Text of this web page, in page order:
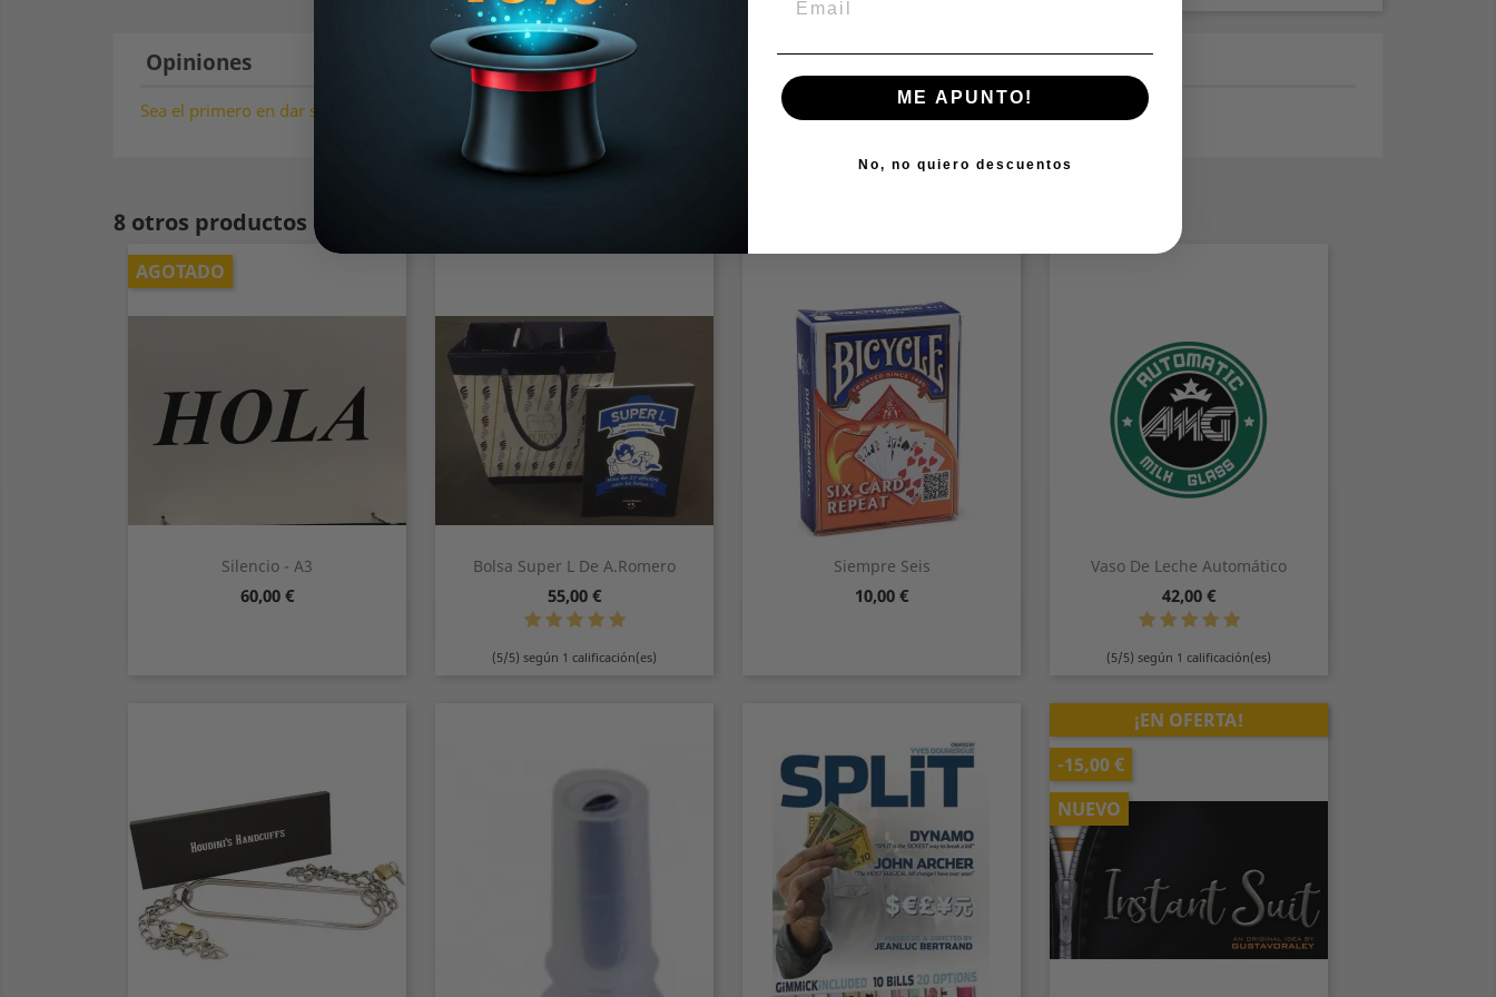
Opiniones
Sea el primero en dar su opinión !
8 otros productos en la misma categoría:
Silencio - A3
Precio
60,00 €
AGOTADO
Bolsa Super L De A.Romero
Precio
55,00 €
(5/5) según 1 calificación(es)
Vista rápida
Siempre Seis
Precio
10,00 €
Vaso De Leche Automático
Precio
42,00 €
(5/5) según 1 calificación(es)
Vista rápida
¡EN OFERTA!
-15,00 €
NUEVO
ME APUNTO!
No, no quiero descuentos